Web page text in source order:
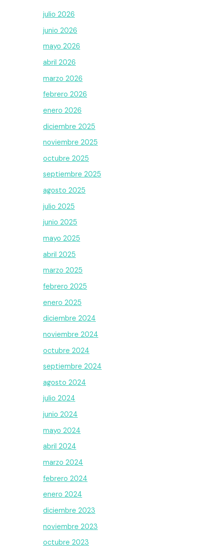
julio 2026
junio 2026
mayo 2026
abril 2026
marzo 2026
febrero 2026
enero 2026
diciembre 2025
noviembre 2025
octubre 2025
septiembre 2025
agosto 2025
julio 2025
junio 2025
mayo 2025
abril 2025
marzo 2025
febrero 2025
enero 2025
diciembre 2024
noviembre 2024
octubre 2024
septiembre 2024
agosto 2024
julio 2024
junio 2024
mayo 2024
abril 2024
marzo 2024
febrero 2024
enero 2024
diciembre 2023
noviembre 2023
octubre 2023